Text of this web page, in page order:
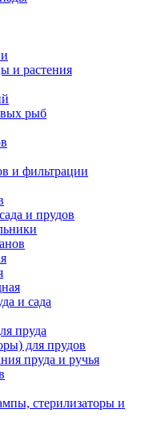
и растения
рыб
и фильтрации
и прудов
и сада
пруда
для прудов
пруда и ручья
стерилизаторы и